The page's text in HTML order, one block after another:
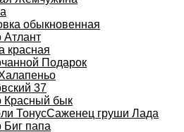
обыкновенная
Атлант
красная
Подарок
37
Красный бык
ТонусСаженец груши Лада
Биг папа